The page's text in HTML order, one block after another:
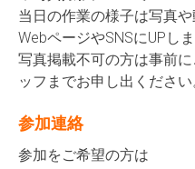
当日の作業の様子は写真
WebページやSNSにUPしま
写真掲載不可の方は事前
ッフまでお申し出ください
参加連絡
参加をご希望の方は